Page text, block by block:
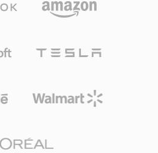
せるにつれてSD2の使用は
してSD2ファイルが含まれて
で、ユーザーがファイルサ
式の効率的な圧縮、幅広いデ
なファイルサイズにより、デ
楽の保存と配信を可能にしま
も普遍的にサポートされてい